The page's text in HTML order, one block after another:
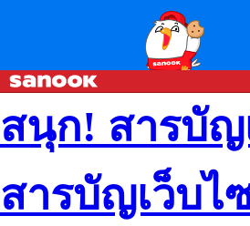
สนุก! สารบัญ
สารบัญเว็บ